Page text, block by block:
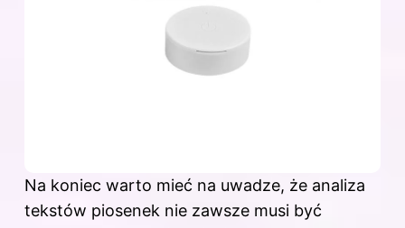
Na koniec warto mieć na uwadze, że analiza
tekstów piosenek nie zawsze musi być